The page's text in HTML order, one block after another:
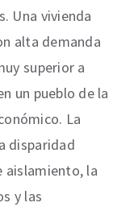
Una vivienda
alta demanda
superior a
un pueblo de la
La
disparidad
aislamiento, la
y las